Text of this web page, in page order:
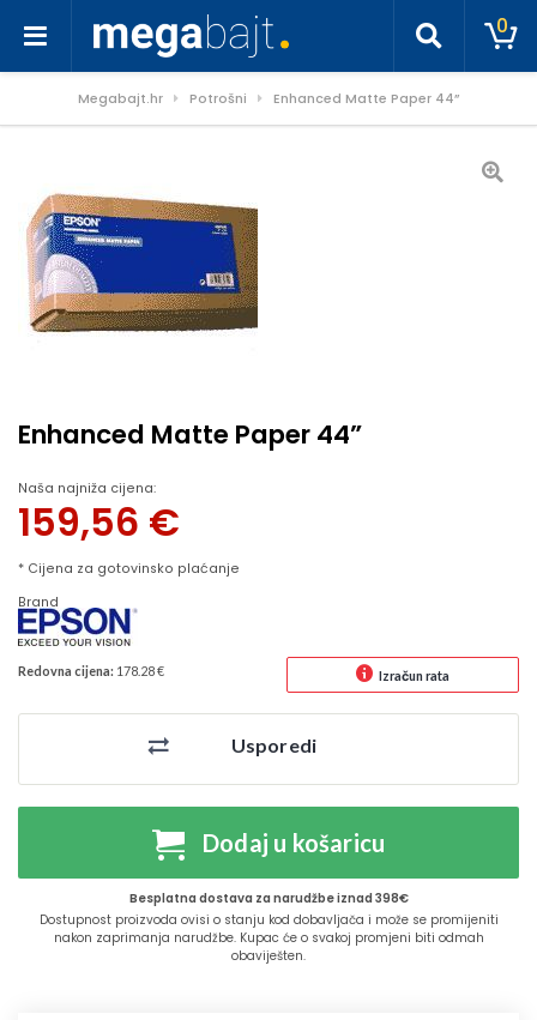
0
Megabajt.hr Potrošni Enhanced Matte Paper 44”
Enhanced Matte Paper 44”
Naša najniža cijena:
159,56 €
* Cijena za gotovinsko plaćanje
Brand
Redovna cijena: 178.28 € Izračun rata
Usporedi
Dodaj u košaricu
Besplatna dostava za narudžbe iznad 398€
Dostupnost proizvoda ovisi o stanju kod dobavljača i može se promijeniti
nakon zaprimanja narudžbe. Kupac će o svakoj promjeni biti odmah
obaviješten.